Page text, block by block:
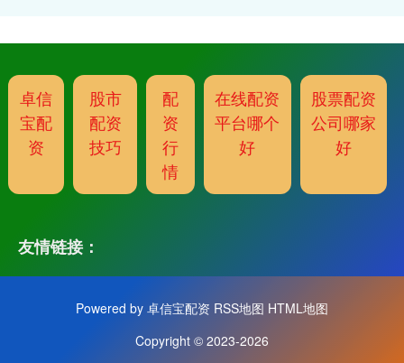
卓信
宝配
资
股市
配资
技巧
配
资
行
情
在线配资
平台哪个
好
股票配资
公司哪家
好
友情链接：
Powered by 卓信宝配资 RSS地图 HTML地图
Copyright © 2023-2026